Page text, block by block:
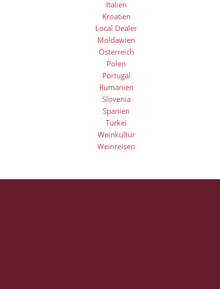
Italien
Kroatien
Local Dealer
Moldawien
Österreich
Polen
Portugal
Rumänien
Slovenia
Spanien
Türkei
Weinkultur
Weinreisen